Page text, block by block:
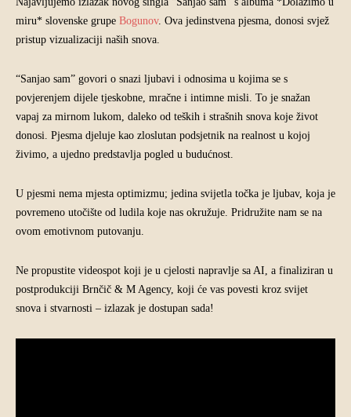
miru* slovenske grupe Bogunov. Ova jedinstvena pjesma, donosi svjež
pristup vizualizaciji naših snova.
“Sanjao sam” govori o snazi ljubavi i odnosima u kojima se s
povjerenjem dijele tjeskobne, mračne i intimne misli. To je snažan
vapaj za mirnom lukom, daleko od teških i strašnih snova koje život
donosi. Pjesma djeluje kao zloslutan podsjetnik na realnost u kojoj
živimo, a ujedno predstavlja pogled u budućnost.
U pjesmi nema mjesta optimizmu; jedina svijetla točka je ljubav, koja je
povremeno utočište od ludila koje nas okružuje. Pridružite nam se na
ovom emotivnom putovanju.
Ne propustite videospot koji je u cjelosti napravlje sa AI, a finaliziran u
postprodukciji Brnčič & M Agency, koji će vas povesti kroz svijet
snova i stvarnosti – izlazak je dostupan sada!